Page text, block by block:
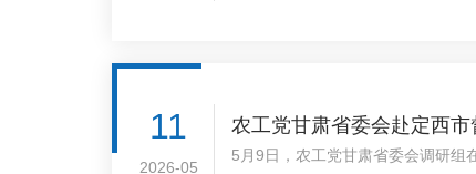
11
2026-05
农工党甘肃省委会赴定西
5月9日，农工党甘肃省委会调研组